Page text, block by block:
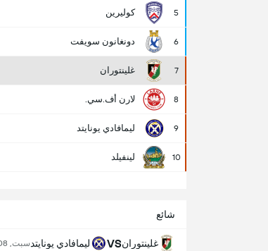
5 كوليرين
6 دونغانون سويفت
7 غلينتوران
8 لارن أف.سي.
9 ليمافادي يونايتد
10 لينفيلد
شائع
غلينتورانVS ليمافادي يونايتد سبت, 08 أغسطس - 2:00 م